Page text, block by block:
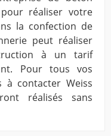
réaliser votre
la confection de
peut réaliser
à un tarif
Pour tous vos
à contacter Weiss
réalisés sans